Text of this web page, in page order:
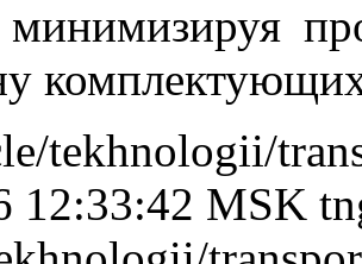
tekhnologii/
12:33:42 MSK